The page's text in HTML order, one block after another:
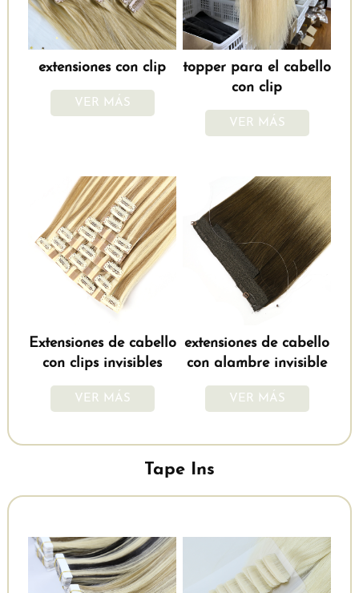
extensiones con clip
VER MÁS
topper para el cabello
con clip
VER MÁS
Extensiones de cabello
con clips invisibles
VER MÁS
extensiones de cabello
con alambre invisible
VER MÁS
Tape Ins